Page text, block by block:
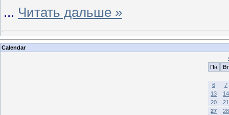
... Читать дальше »
Calendar
Пн
Вт
6
7
13
14
20
21
27
28